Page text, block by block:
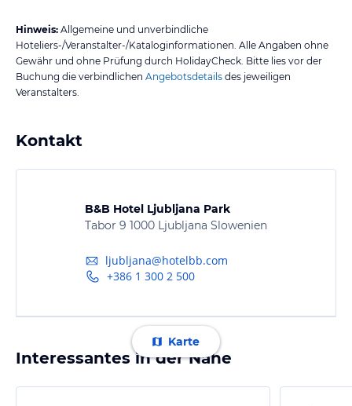
Hinweis: Allgemeine und unverbindliche
Hoteliers-/Veranstalter-/Kataloginformationen. Alle Angaben ohne
Gewähr und ohne Prüfung durch HolidayCheck. Bitte lies vor der
Buchung die verbindlichen Angebotsdetails des jeweiligen
Veranstalters.
Kontakt
B&B Hotel Ljubljana Park
Tabor 9 1000 Ljubljana Slowenien
ljubljana@hotelbb.com
+386 1 300 2 500
Karte
Interessantes in der Nähe